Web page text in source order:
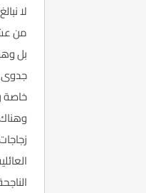
لا
من
بل
جدوى
خاصة